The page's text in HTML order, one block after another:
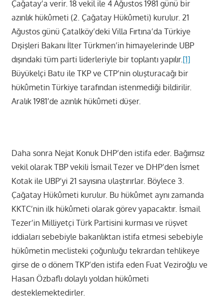
Çağatay’a verir. 18 vekil ile 4 Ağustos 1981 günü bir
azınlık hükûmeti (2. Çağatay Hükûmeti) kurulur. 21
Ağustos günü Çatalköy’deki Villa Fırtına’da Türkiye
Dışişleri Bakanı İlter Türkmen’in himayelerinde UBP
dışındaki tüm parti liderleriyle bir toplantı yapılır.[1]
Büyükelçi Batu ile TKP ve CTP’nin oluşturacağı bir
hükûmetin Türkiye tarafından istenmediği bildirilir.
Aralık 1981’de azınlık hükûmeti düşer.
Daha sonra Nejat Konuk DHP’den istifa eder. Bağımsız
vekil olarak TBP vekili İsmail Tezer ve DHP’den İsmet
Kotak ile UBP’yi 21 sayısına ulaştırırlar. Böylece 3.
Çağatay Hükûmeti kurulur. Bu hükûmet aynı zamanda
KKTC’nin ilk hükûmeti olarak görev yapacaktır. İsmail
Tezer’in Milliyetçi Türk Partisini kurması ve rüşvet
iddiaları sebebiyle bakanlıktan istifa etmesi sebebiyle
hükûmetin meclisteki çoğunluğu tekrardan tehlikeye
girse de o dönem TKP’den istifa eden Fuat Veziroğlu ve
Hasan Özbaflı dolaylı yoldan hükûmeti
desteklemektedirler.